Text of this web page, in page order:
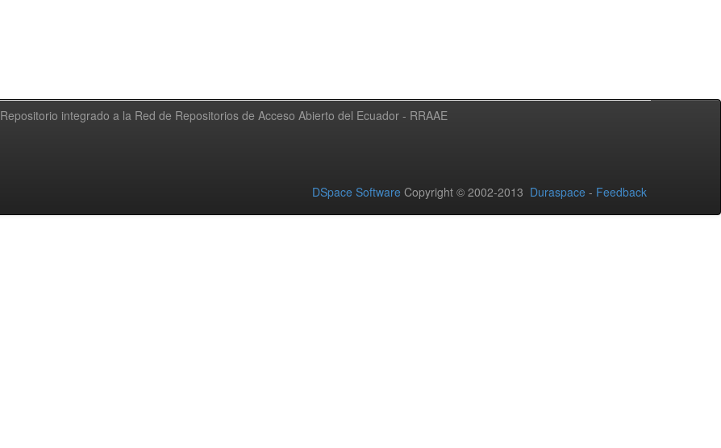
Repositorio integrado a la Red de Repositorios de Acceso Abierto del Ecuador - RRAAE
DSpace Software Copyright © 2002-2013 Duraspace - Feedback